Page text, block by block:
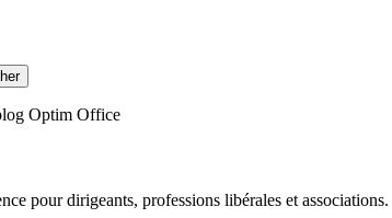
pour dirigeants, professions libérales et associations.